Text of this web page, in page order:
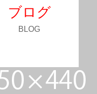
ブログ
BLOG